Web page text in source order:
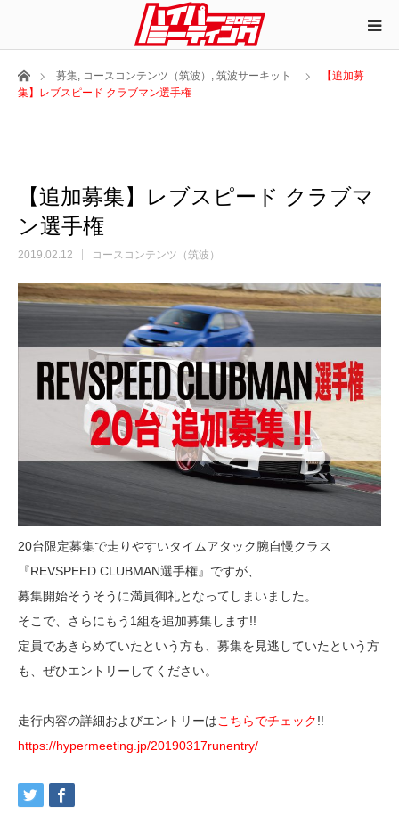
ホーム募集, コースコンテンツ（筑波） , 筑波サーキット
【追加募
集】レブスピード クラブマン選手権
【追加募集】レブスピード クラブマ
ン選手権
2019.02.12 コースコンテンツ（筑波）
20台限定募集で走りやすいタイムアタック腕自慢クラス
『REVSPEED CLUBMAN選手権』ですが、
募集開始そうそうに満員御礼となってしまいました。
そこで、さらにもう1組を追加募集します!!
定員であきらめていたという方も、募集を見逃していたという方
も、ぜひエントリーしてください。
走行内容の詳細およびエントリーはこちらでチェック!!
https://hypermeeting.jp/20190317runentry/